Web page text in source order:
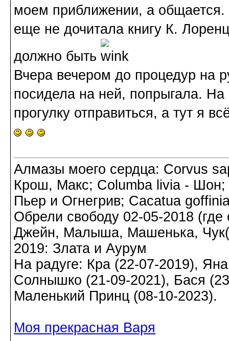
моем приближении, а общается.
еще не дочитала книгу К.
должно быть
Вчера вечером до процедур на
посидела на ней, попрыгала.
прогулку отправиться, а тут я
Алмазы моего сердца: Corvus
Крош, Макс; Columba livia -
Пьер и Огнегрив; Cacatua
Обрели свободу 02-05-2018
Джейн, Малыша, Машенька,
2019: Злата и Аурум
На радуге: Кра (22-07-2019),
Солнышко (21-09-2021), Бася
Маленький Принц (08-10-2023).
Моя прекрасная Варя